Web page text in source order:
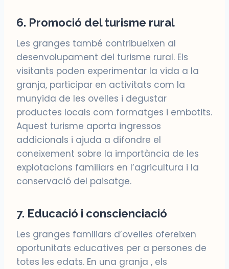
6. Promoció del turisme rural
Les granges també contribueixen al
desenvolupament del turisme rural. Els
visitants poden experimentar la vida a la
granja, participar en activitats com la
munyida de les ovelles i degustar
productes locals com formatges i embotits.
Aquest turisme aporta ingressos
addicionals i ajuda a difondre el
coneixement sobre la importància de les
explotacions familiars en l’agricultura i la
conservació del paisatge.
7. Educació i conscienciació
Les granges familiars d’ovelles ofereixen
oportunitats educatives per a persones de
totes les edats. En una granja , els